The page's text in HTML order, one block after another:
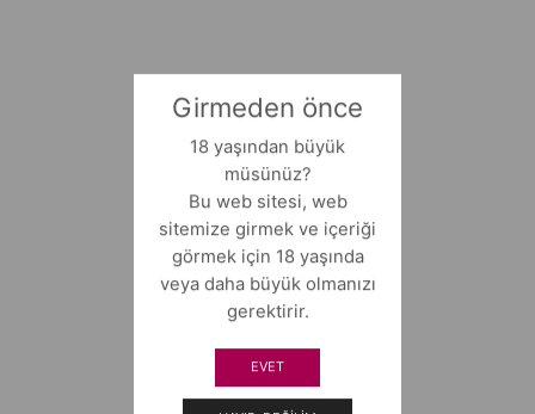
Girmeden önce
18 yaşından büyük
müsünüz?
Bu web sitesi, web
sitemize girmek ve içeriği
görmek için 18 yaşında
veya daha büyük olmanızı
gerektirir.
EVET